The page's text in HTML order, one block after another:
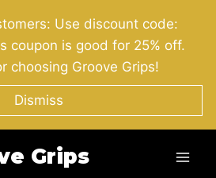
Use discount code:
coupon is good for 25% off.
choosing Groove Grips!
Dismiss
Grips